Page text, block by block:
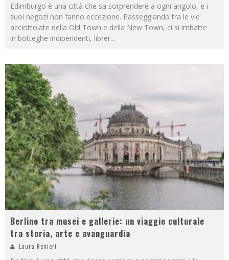
Edimburgo è una città che sa sorprendere a ogni angolo, e i
suoi negozi non fanno eccezione. Passeggiando tra le vie
acciottolate della Old Town e della New Town, ci si imbatte
in botteghe indipendenti, librer...
Berlino tra musei e gallerie: un viaggio culturale
tra storia, arte e avanguardia
Laura Renieri